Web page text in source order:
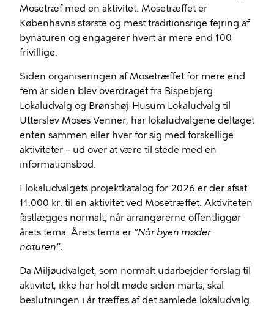
Mosetræf med en aktivitet. Mosetræffet er
Københavns største og mest traditionsrige fejring af
bynaturen og engagerer hvert år mere end 100
frivillige.
Siden organiseringen af Mosetræffet for mere end
fem år siden blev overdraget fra Bispebjerg
Lokaludvalg og Brønshøj-Husum Lokaludvalg til
Utterslev Moses Venner, har lokaludvalgene deltaget
enten sammen eller hver for sig med forskellige
aktiviteter – ud over at være til stede med en
informationsbod.
I lokaludvalgets projektkatalog for 2026 er der afsat
11.000 kr. til en aktivitet ved Mosetræffet. Aktiviteten
fastlægges normalt, når arrangørerne offentliggør
årets tema. Årets tema er “Når byen møder
naturen”.
Da Miljøudvalget, som normalt udarbejder forslag til
aktivitet, ikke har holdt møde siden marts, skal
beslutningen i år træffes af det samlede lokaludvalg.